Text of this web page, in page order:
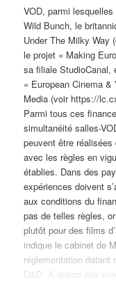
VOD, parmi
Wild Bunch, le
Under The Milky Way
le projet « Making
sa filiale StudioCanal,
« European Cinema
Media (voir https://
Parmi tous ces
simultanéité salles-
peuvent être
avec les règles en
établies. Dans des
expériences doivent
aux conditions du
pas de telles règles,
plutôt pour des films
indique le cabinet de
réglementation datant
D&D. A quand des